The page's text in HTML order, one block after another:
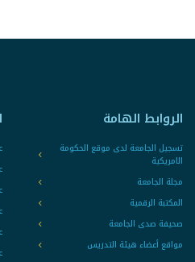
الروابط الهامة
تسجيل الجامعة لدى موقع الحكومة
الامريكية
مجلة الجامعة
المكتبة الرقمية
صحيفة صدى الجامعة
مواقع أعضاء هيئة التدريس